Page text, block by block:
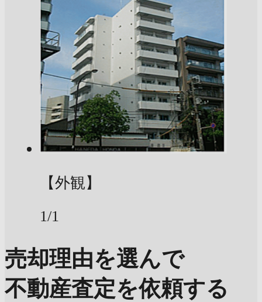
【外観】
1/1
売却理由を選んで
不動産査定を依頼する